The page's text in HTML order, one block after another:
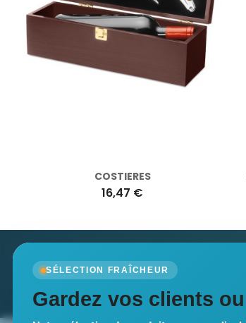
COSTIERES
16,47 €
SÉLECTION FRAÎCHEUR
Gardez vos clients
Newsletter